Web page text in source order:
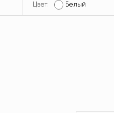
Цвет: Белый